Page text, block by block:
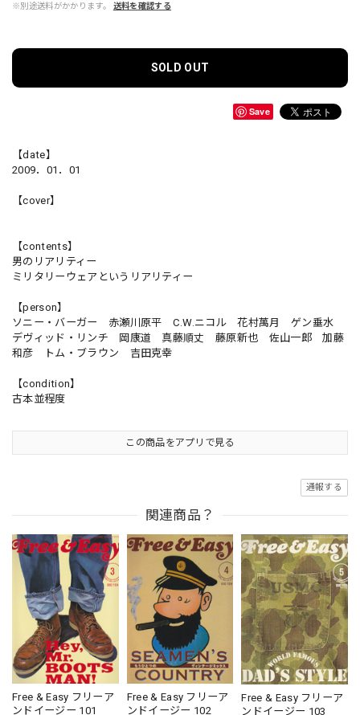
※別途送料がかかります。 送料を確認する
SOLD OUT
Save
【date】
2009．01．01
【cover】
【contents】
男のリアリティー
ミリタリーウェアというリアリティー
【person】
ソニー・バーガー 赤瀬川原平 C.W.ニコル 花村萬月 ゲン垂水
デヴィッド・リンチ 岡康道 真藤順丈 藤原新也 佐山一郎 加藤
和彦 トム・ブラウン 吉田克幸
【condition】
古本並程度
この商品をアプリで見る
通報する
関連商品？
Free & Easy フリーア
ンドイージー 101
Free & Easy フリーア
ンドイージー 102
Free & Easy フリーア
ンドイージー 103